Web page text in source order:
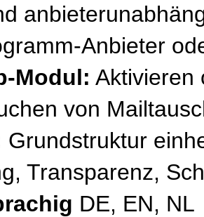
Anbieter
Modul: Aktivieren
von
Grundstruktur
Transparenz,
DE, EN, NL